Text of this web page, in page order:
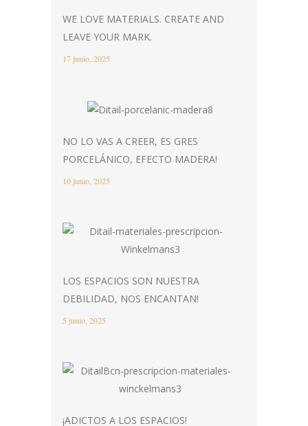
WE LOVE MATERIALS. CREATE AND
LEAVE YOUR MARK.
17 junio, 2025
NO LO VAS A CREER, ES GRES
PORCELÁNICO, EFECTO MADERA!
10 junio, 2025
LOS ESPACIOS SON NUESTRA
DEBILIDAD, NOS ENCANTAN!
5 junio, 2025
¡ADICTOS A LOS ESPACIOS!